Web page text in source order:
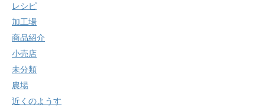
レシピ
加工場
商品紹介
小売店
未分類
農場
近くのようす